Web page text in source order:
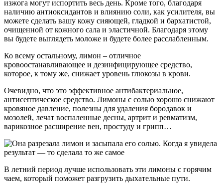
изжога могут испортить весь день. Кроме того, благодаря
наличию антиоксидантов и влиянию соли, как усилителя, вы
можете сделать вашу кожу сияющей, гладкой и бархатистой,
очищенной от кожного сала и эластичной. Благодаря этому
вы будете выглядеть моложе и будете более расслабленным.
Ко всему остальному, лимон – отличное
кровоостанавливающее и дезинфицирующее средство,
которое, к тому же, снижает уровень глюкозы в крови.
Очевидно, что это эффективное антибактериальное,
антисептическое средство. Лимоны с солью хорошо снижают
кровяное давление, полезны для удаления бородавок и
мозолей, лечат воспаленные десны, артрит и ревматизм,
варикозное расширение вен, простуду и грипп…
В летний период лучше использовать эти лимоны с горячим
чаем, который поможет разгрузить дыхательные пути.